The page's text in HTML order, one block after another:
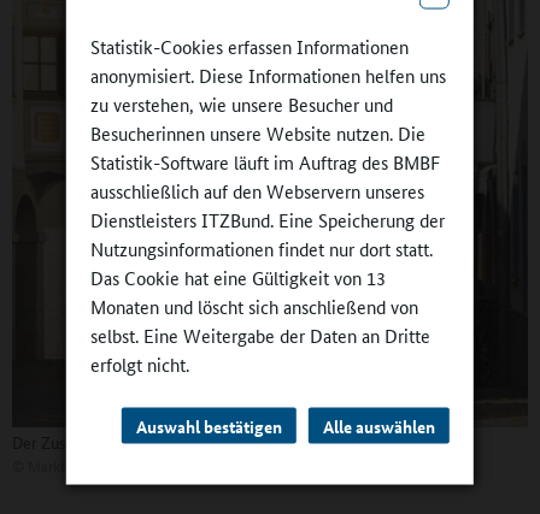
Statistik-Cookies erfassen Informationen
anonymisiert. Diese Informationen helfen uns
zu verstehen, wie unsere Besucher und
Besucherinnen unsere Website nutzen. Die
Statistik-Software läuft im Auftrag des BMBF
ausschließlich auf den Webservern unseres
Dienstleisters ITZBund. Eine Speicherung der
Nutzungsinformationen findet nur dort statt.
Das Cookie hat eine Gültigkeit von 13
Monaten und löscht sich anschließend von
selbst. Eine Weitergabe der Daten an Dritte
erfolgt nicht.
Auswahl bestätigen Alle auswählen
Der Zuspruch zu den Ganztagsangeboten ist stabil...